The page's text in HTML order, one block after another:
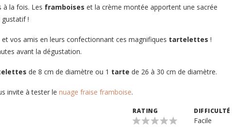
à la fois. Les framboises et la crème montée apportent une sacrée
gustatif !
vos amis en leurs confectionnant ces magnifiques tartelettes !
avant la dégustation.
de 8 cm de diamètre ou 1 tarte de 26 à 30 cm de diamètre.
invite à tester le nuage fraise framboise.
RATING DIFFICULTÉ
Facile